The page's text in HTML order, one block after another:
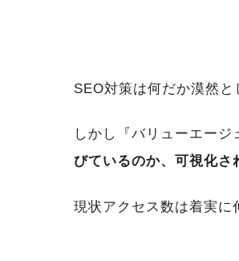
SEO対策は何だか漠然と
しかし『バリューエー
びているのか、可視化さ
現状アクセス数は着実に